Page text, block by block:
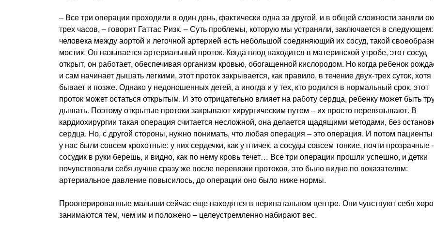
– Все три операции проходили в один день, фактически одна за другой, и в общей сложности заняли
трех часов, – говорит Гаттас Ризк. – Суть проблемы, которую мы устраняли, заключается в
человека между аортой и легочной артерией есть небольшой соединяющий их сосуд, такой
мостик. Он называется артериальный проток. Когда плод находится в материнской утробе, этот сосуд
открыт, он работает, обеспечивая организм кровью, обогащенной кислородом. Но когда ребенок
и сам начинает дышать легкими, этот проток закрывается, как правило, в течение двух-трех суток, хотя
бывает и позже. Однако у недоношенных детей, а иногда и у тех, кто родился в нормальный срок, этот
проток может остаться открытым. И это отрицательно влияет на работу сердца, ребенку может быть
дышать. Поэтому открытые протоки закрывают хирургическим путем – их просто перевязывают. В
кардиохирургии такая операция считается несложной, она делается щадящими методами, без
сердца. Но, с другой стороны, нужно понимать, что любая операция – это операция. И потом
у нас были совсем крохотные: у них сердечки, как у птичек, а сосуды совсем тонкие, почти прозрачные
сосудик в руки берешь, и видно, как по нему кровь течет… Все три операции прошли успешно, и детки
почувствовали себя лучше сразу же после перевязки протоков, это было видно по показателям:
артериальное давление повысилось, до операции оно было ниже нормы.
Прооперированные малыши сейчас еще находятся в перинатальном центре. Они чувствуют себя
занимаются тем, чем им и положено – целеустремленно набирают вес.